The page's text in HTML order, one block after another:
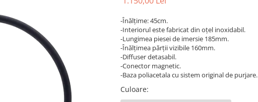
-Înălțime: 45cm.
-Interiorul este fabricat din oțel inoxidabil.
-Lungimea piesei de imersie 185mm.
-Înălțimea părții vizibile 160mm.
-Diffuser detasabil.
-Conector magnetic.
-Baza poliacetala cu sistem original de purjare.
Culoare: